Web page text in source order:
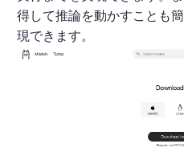
得して推論を動かすことも
現できます。